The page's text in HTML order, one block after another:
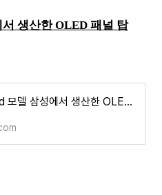
생산한 OLED 패널 탑
2024년 iPad 모델 삼성에서 생산한 OLED 패널 탑재 예고??